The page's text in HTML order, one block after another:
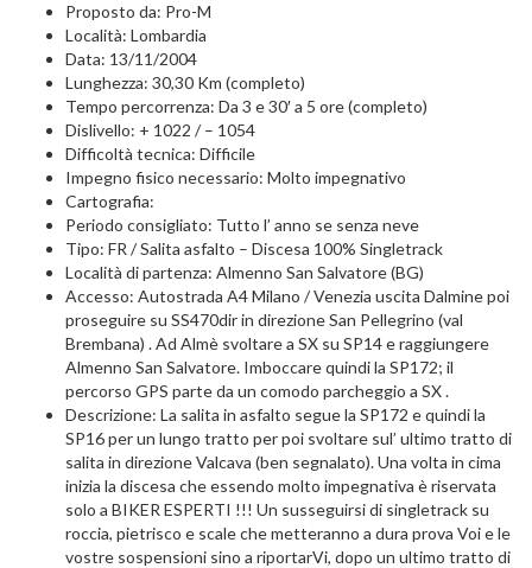
Proposto da: Pro-M
Località: Lombardia
Data: 13/11/2004
Lunghezza: 30,30 Km (completo)
Tempo percorrenza: Da 3 e 30′ a 5 ore (completo)
Dislivello: + 1022 / – 1054
Difficoltà tecnica: Difficile
Impegno fisico necessario: Molto impegnativo
Cartografia:
Periodo consigliato: Tutto l’ anno se senza neve
Tipo: FR / Salita asfalto – Discesa 100% Singletrack
Località di partenza: Almenno San Salvatore (BG)
Accesso: Autostrada A4 Milano / Venezia uscita Dalmine poi
proseguire su SS470dir in direzione San Pellegrino (val
Brembana) . Ad Almè svoltare a SX su SP14 e raggiungere
Almenno San Salvatore. Imboccare quindi la SP172; il
percorso GPS parte da un comodo parcheggio a SX .
Descrizione: La salita in asfalto segue la SP172 e quindi la
SP16 per un lungo tratto per poi svoltare sul’ ultimo tratto di
salita in direzione Valcava (ben segnalato). Una volta in cima
inizia la discesa che essendo molto impegnativa è riservata
solo a BIKER ESPERTI !!! Un susseguirsi di singletrack su
roccia, pietrisco e scale che metteranno a dura prova Voi e le
vostre sospensioni sino a riportarVi, dopo un ultimo tratto di